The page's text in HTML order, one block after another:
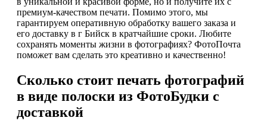
премиум-качеством печати. Помимо этого, мы
гарантируем оперативную обработку вашего заказа и
его доставку в г Бийск в кратчайшие сроки. Любите
сохранять моменты жизни в фотографиях? ФотоПочта
поможет вам сделать это креативно и качественно!
Сколько стоит печать фотографий
в виде полоски из ФотоБудки с
доставкой